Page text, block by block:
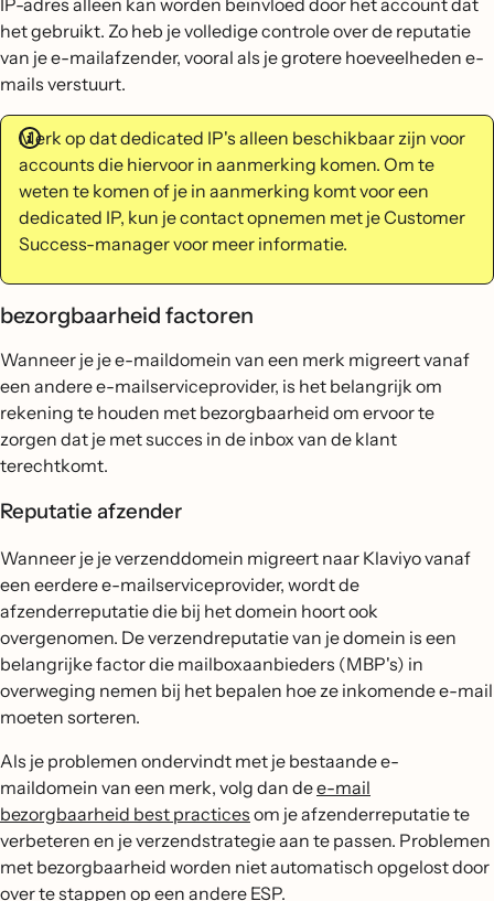
IP-adres alleen kan worden beïnvloed door het account dat
het gebruikt. Zo heb je volledige controle over de reputatie
van je e-mailafzender, vooral als je grotere hoeveelheden e-
mails verstuurt.
Merk op dat dedicated IP's alleen beschikbaar zijn voor
accounts die hiervoor in aanmerking komen. Om te
weten te komen of je in aanmerking komt voor een
dedicated IP, kun je contact opnemen met je Customer
Success-manager voor meer informatie.
bezorgbaarheid factoren
Wanneer je je e-maildomein van een merk migreert vanaf
een andere e-mailserviceprovider, is het belangrijk om
rekening te houden met bezorgbaarheid om ervoor te
zorgen dat je met succes in de inbox van de klant
terechtkomt.
Reputatie afzender
Wanneer je je verzenddomein migreert naar Klaviyo vanaf
een eerdere e-mailserviceprovider, wordt de
afzenderreputatie die bij het domein hoort ook
overgenomen. De verzendreputatie van je domein is een
belangrijke factor die mailboxaanbieders (MBP's) in
overweging nemen bij het bepalen hoe ze inkomende e-mail
moeten sorteren.
Als je problemen ondervindt met je bestaande e-
maildomein van een merk, volg dan dee-mail
bezorgbaarheid best practices om je afzenderreputatie te
verbeteren en je verzendstrategie aan te passen. Problemen
met bezorgbaarheid worden niet automatisch opgelost door
over te stappen op een andere ESP.